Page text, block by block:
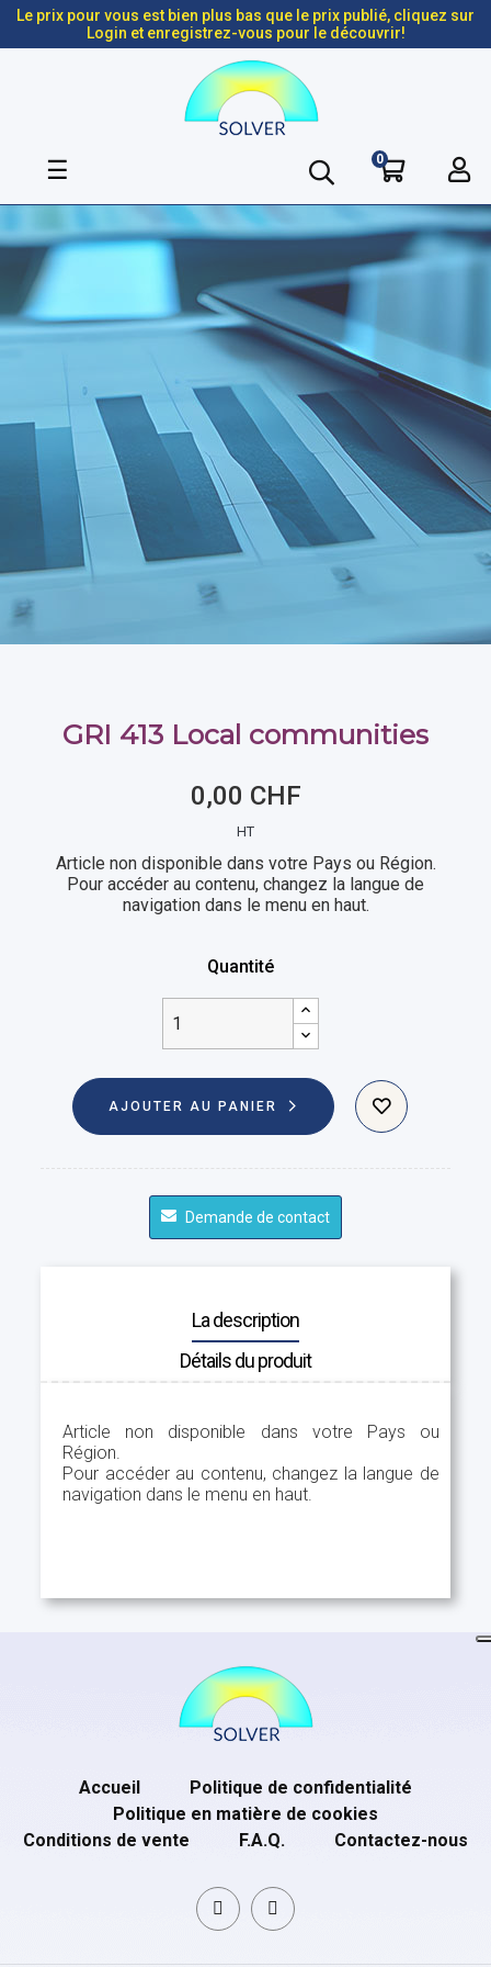
Le prix pour vous est bien plus bas que le prix publié, cliquez sur
Login et enregistrez-vous pour le découvrir!
Basculer
navigation
☰ 0
GRI 413 Local communities
0,00 CHF
HT
Article non disponible dans votre Pays ou Région.
Pour accéder au contenu, changez la langue de
navigation dans le menu en haut.
Quantité
AJOUTER AU PANIER
Demande de contact
La description
Détails du produit
Article non disponible dans votre Pays ou
Région.
Pour accéder au contenu, changez la langue de
navigation dans le menu en haut.
Accueil
Politique de confidentialité
Politique en matière de cookies
Conditions de vente
F.A.Q. Contactez-nous